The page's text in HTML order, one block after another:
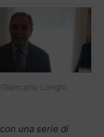
Giancarlo Longhi
una serie di